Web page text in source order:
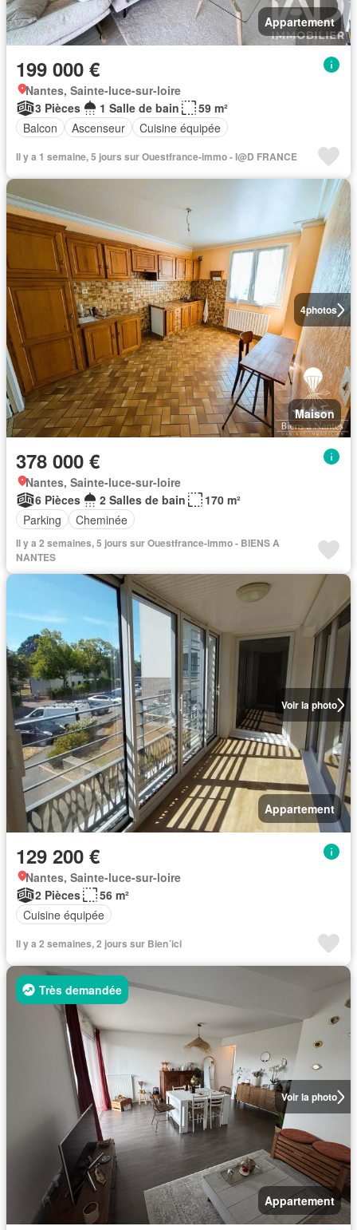
Appartement
199 000 €
Nantes, Sainte-luce-sur-loire
3 Pièces
1 Salle de bain
59 m²
Balcon
Ascenseur Cuisine équipée
Il y a 1 semaine, 5 jours sur Ouestfrance-immo - I@D FRANCE
4photos
Maison
378 000 €
Nantes, Sainte-luce-sur-loire
6 Pièces
2 Salles de bain
170 m²
Parking
Cheminée
Il y a 2 semaines, 5 jours sur Ouestfrance-immo - BIENS A
NANTES
Voir la photo
Appartement
129 200 €
Nantes, Sainte-luce-sur-loire
2 Pièces
56 m²
Cuisine équipée
Il y a 2 semaines, 2 jours sur Bien´ici
Voir la photo
Très demandée
Appartement